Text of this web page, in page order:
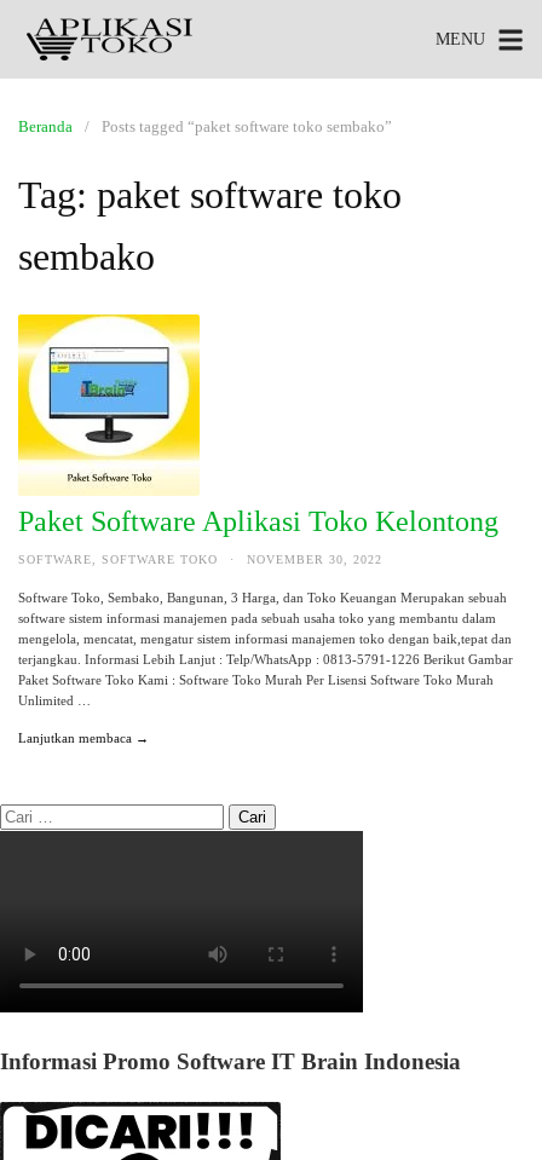
MENU
Beranda Posts tagged “paket software toko sembako”
Tag: paket software toko
sembako
Paket Software Aplikasi Toko Kelontong
SOFTWARE SOFTWARE TOKO · NOVEMBER 30, 2022
Software Toko, Sembako, Bangunan, 3 Harga, dan Toko Keuangan Merupakan sebuah
software sistem informasi manajemen pada sebuah usaha toko yang membantu dalam
mengelola, mencatat, mengatur sistem informasi manajemen toko dengan baik,tepat dan
terjangkau. Informasi Lebih Lanjut : Telp/WhatsApp : 0813-5791-1226 Berikut Gambar
Paket Software Toko Kami : Software Toko Murah Per Lisensi Software Toko Murah
Unlimited …
Lanjutkan membaca →
Informasi Promo Software IT Brain Indonesia